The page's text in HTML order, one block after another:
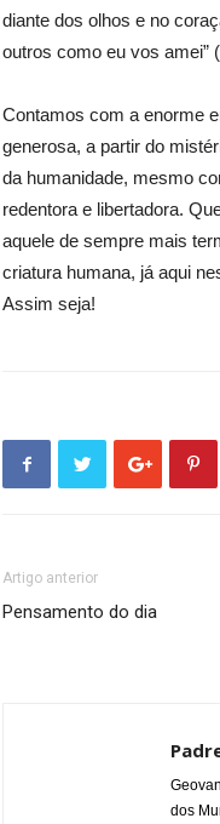
diante dos olhos e no
outros como eu vos amei”
Contamos com a enorme
generosa, a partir do
da humanidade, mesmo
redentora e libertadora.
aquele de sempre mais
criatura humana, já aqui
Assim seja!
Artigo anterior
Pensamento do dia
dos